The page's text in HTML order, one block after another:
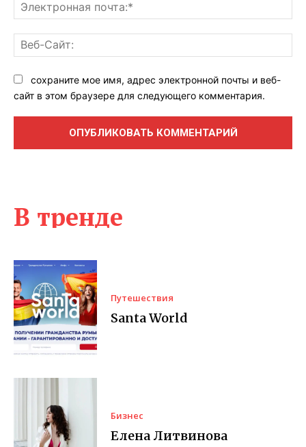
В тренде
Путешествия
Santa World
Бизнес
Елена Литвинова
сохраните мое имя, адрес электронной почты и веб-
сайт в этом браузере для следующего комментария.